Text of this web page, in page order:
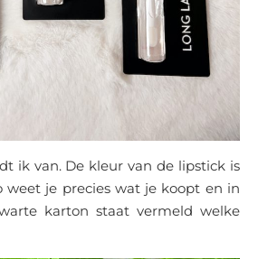
ik van. De kleur van de lipstick is
weet je precies wat je koopt en in
karton staat vermeld welke